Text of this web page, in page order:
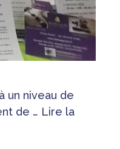
un niveau de
de … Lire la